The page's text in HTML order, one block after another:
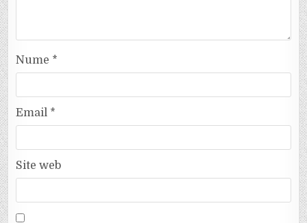
Nume *
Email *
Site web